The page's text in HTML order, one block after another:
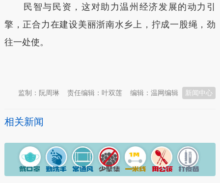
民智与民资，这对助力温州经济发展的动力引
擎，正合力在建设美丽浙南水乡上，拧成一股绳，劲
往一处使。
新闻中心
编辑：温网编辑
责任编辑：叶双莲
监制：阮周琳
相关新闻